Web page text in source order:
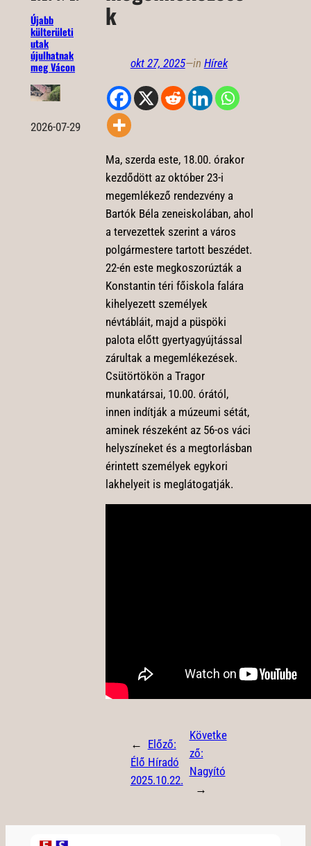
Újabb
külterületi
utak
újulhatnak
meg Vácon
2026-07-29
k
okt 27, 2025—in Hírek
Ma, szerda este, 18.00. órakor
kezdődött az október 23-i
megemlékező rendezvény a
Bartók Béla zeneiskolában, ahol
a tervezettek szerint a város
polgármestere tartott beszédet.
22-én este megkoszorúzták a
Konstantin téri főiskola falára
kihelyezett személyek
névtábláit, majd a püspöki
palota előtt gyertyagyújtással
zárultak a megemlékezések.
Csütörtökön a Tragor
munkatársai, 10.00. órától,
innen indítják a múzeumi sétát,
aminek részeként az 56-os váci
helyszíneket és a megtorlásban
érintett személyek egykori
lakhelyeit is meglátogatják.
← Előző:
Élő Híradó
2025.10.22.
Követke
ző:
Nagyító
→